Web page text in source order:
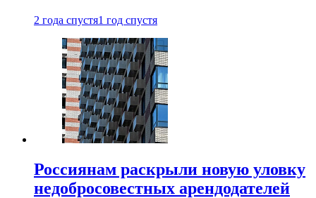
2 года спустя1 год спустя
Россиянам раскрыли новую уловку
недобросовестных арендодателей